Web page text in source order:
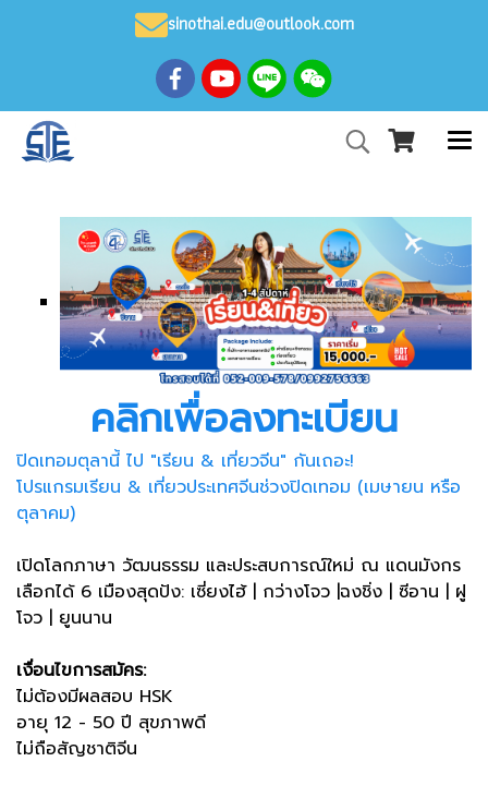
sinothai.edu@outlook.com
คลิกเพื่อลงทะเบียน
ปิดเทอมตุลานี้ ไป "เรียน & เที่ยวจีน" กันเถอะ!
โปรแกรมเรียน & เที่ยวประเทศจีนช่วงปิดเทอม (เมษายน หรือ
ตุลาคม)
เปิดโลกภาษา วัฒนธรรม และประสบการณ์ใหม่ ณ แดนมังกร
เลือกได้ 6 เมืองสุดปัง: เซี่ยงไฮ้ | กว่างโจว |ฉงชิ่ง | ซีอาน | ฝู
โจว | ยูนนาน
เงื่อนไขการสมัคร:
ไม่ต้องมีผลสอบ HSK
อายุ 12 - 50 ปี สุขภาพดี
ไม่ถือสัญชาติจีน